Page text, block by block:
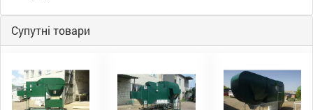
Супутні товари